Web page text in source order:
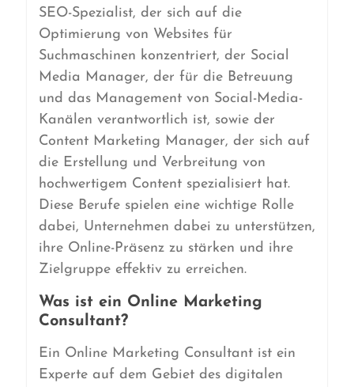
SEO-Spezialist, der sich auf die
Optimierung von Websites für
Suchmaschinen konzentriert, der Social
Media Manager, der für die Betreuung
und das Management von Social-Media-
Kanälen verantwortlich ist, sowie der
Content Marketing Manager, der sich auf
die Erstellung und Verbreitung von
hochwertigem Content spezialisiert hat.
Diese Berufe spielen eine wichtige Rolle
dabei, Unternehmen dabei zu unterstützen,
ihre Online-Präsenz zu stärken und ihre
Zielgruppe effektiv zu erreichen.
Was ist ein Online Marketing
Consultant?
Ein Online Marketing Consultant ist ein
Experte auf dem Gebiet des digitalen